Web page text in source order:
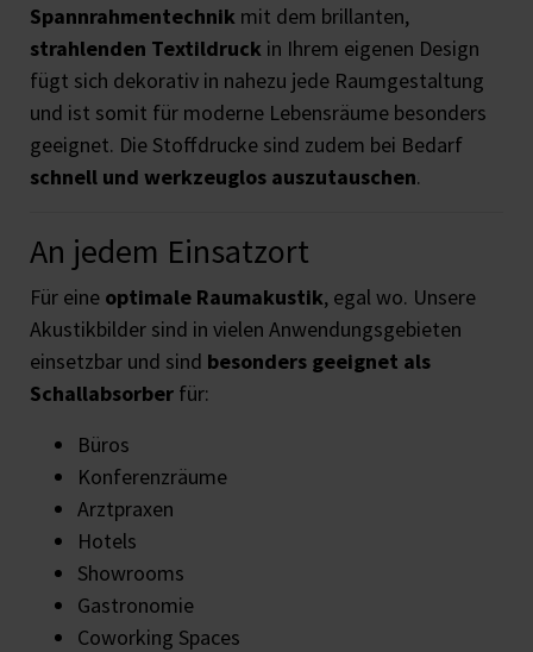
Spannrahmentechnik mit dem brillanten,
strahlenden Textildruck in Ihrem eigenen Design
fügt sich dekorativ in nahezu jede Raumgestaltung
und ist somit für moderne Lebensräume besonders
geeignet. Die Stoffdrucke sind zudem bei Bedarf
schnell und werkzeuglos auszutauschen.
An jedem Einsatzort
Für eine optimale Raumakustik, egal wo. Unsere
Akustikbilder sind in vielen Anwendungsgebieten
einsetzbar und sind besonders geeignet als
Schallabsorber für:
Büros
Konferenzräume
Arztpraxen
Hotels
Showrooms
Gastronomie
Coworking Spaces